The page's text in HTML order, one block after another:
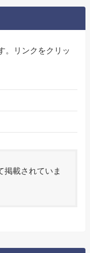
。リンクをクリッ
掲載されていま